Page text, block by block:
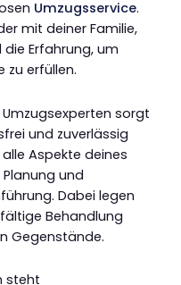
Umzugsservice.
mit deiner Familie,
Erfahrung, um
zu erfüllen.
sorgt
und zuverlässig
Aspekte deines
und
Dabei legen
Behandlung
Gegenstände.
steht